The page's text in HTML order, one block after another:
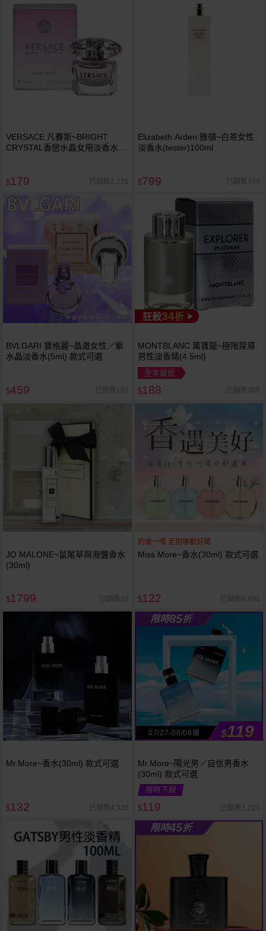
VERSACE 凡賽斯~BRIGHT
CRYSTAL香戀水晶女用淡香水
$179 已銷售2,231
Elizabeth Arden 雅頓~白茶女性
淡香水(tester)100ml
$799 已銷售794
BVLGARI 寶格麗~晶澈女性／紫
水晶淡香水(5ml) 款式可選
$459 已銷售192
狂殺34折
MONTBLANC 萬寶龍~極限探尋
男性淡香精(4.5ml)
全年最低
$188 已銷售368
JO MALONE~鼠尾草與海鹽香水
(30ml)
$1799 已銷售15
約會一噴 走到哪都好聞
Miss More~香水(30ml) 款式可選
$122 已銷售6,896
Mr.More~香水(30ml) 款式可選
$132 已銷售4,330
限時85折
07/27-08/08搶 $119
Mr.More~陽光男／自信男香水
(30ml) 款式可選
限時下殺
$119 已銷售1,225
限時45折